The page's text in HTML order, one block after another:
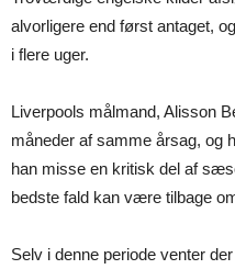
alvorligere end først antaget,
i flere uger.
Liverpools målmand, Alisson
måneder af samme årsag, og
han misse en kritisk del af
bedste fald kan være tilbage
Selv i denne periode venter